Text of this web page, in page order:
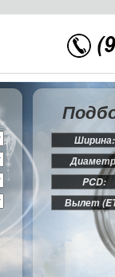
Ширина:
PCD:
Вылет